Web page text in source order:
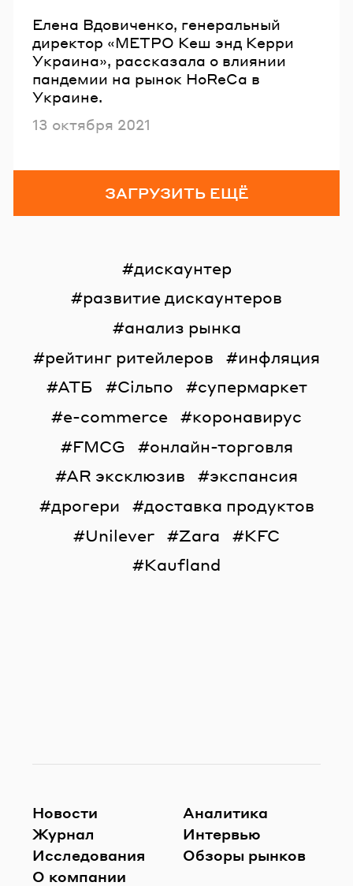
Елена Вдовиченко, генеральный
директор «МЕТРО Кеш энд Керри
Украина», рассказала о влиянии
пандемии на рынок HoReCa в
Украине.
Опубликовано
13 октября 2021
ЗАГРУЗИТЬ ЕЩЁ
дискаунтер
развитие дискаунтеров
анализ рынка
рейтинг ритейлеров
инфляция
АТБ
Сільпо
супермаркет
e-commerce
коронавирус
FMCG
онлайн-торговля
AR эксклюзив
экспансия
дрогери
доставка продуктов
Unilever
Zara
KFC
Kaufland
Новости
Журнал
Исследования
О компании
Аналитика
Интервью
Обзоры рынков